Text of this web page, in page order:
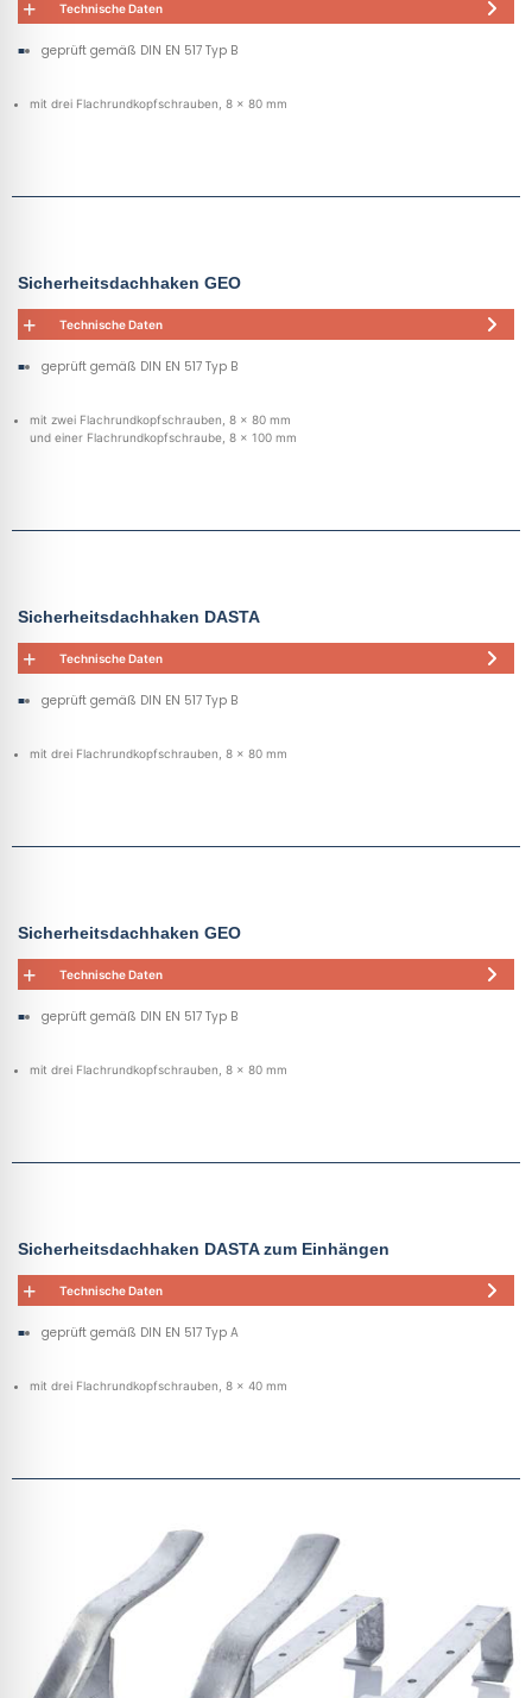
Technische Daten
geprüft gemäß DIN EN 517 Typ B
mit drei Flachrundkopfschrauben, 8 x 80 mm
Sicherheitsdachhaken GEO
Technische Daten
geprüft gemäß DIN EN 517 Typ B
mit zwei Flachrundkopfschrauben, 8 x 80 mm
und einer Flachrundkopfschraube, 8 x 100 mm
Sicherheitsdachhaken DASTA
Technische Daten
geprüft gemäß DIN EN 517 Typ B
mit drei Flachrundkopfschrauben, 8 x 80 mm
Sicherheitsdachhaken GEO
Technische Daten
geprüft gemäß DIN EN 517 Typ B
mit drei Flachrundkopfschrauben, 8 x 80 mm
Sicherheitsdachhaken DASTA zum Einhängen
Technische Daten
geprüft gemäß DIN EN 517 Typ A
mit drei Flachrundkopfschrauben, 8 x 40 mm